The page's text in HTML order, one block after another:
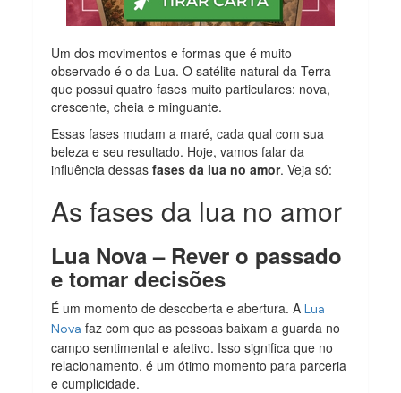
Um dos movimentos e formas que é muito
observado é o da Lua. O satélite natural da Terra
que possui quatro fases muito particulares: nova,
crescente, cheia e minguante.
Essas fases mudam a maré, cada qual com sua
beleza e seu resultado. Hoje, vamos falar da
influência dessasfases da lua no amor. Veja só:
As fases da lua no amor
Lua Nova – Rever o passado
e tomar decisões
É um momento de descoberta e abertura. ALua
Nova faz com que as pessoas baixam a guarda no
campo sentimental e afetivo. Isso significa que no
relacionamento, é um ótimo momento para parceria
e cumplicidade.